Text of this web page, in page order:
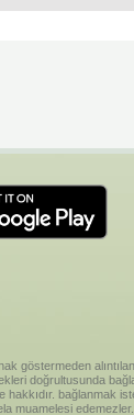
göstermeden
doğrultusunda
bağlanmak
muamelesi